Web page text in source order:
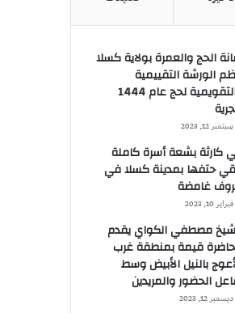
الحج والعمرة بولاية كسلا
الورشة التقييمية
والتقويمية لحج عام 1444
سبتمبر 12, 2023
كارثة بشعة أسرة كاملة
حتفها بمدينة كسلا في
غامضة
فبراير 10, 2023
مصطفي الكواي يقدم
قيمة بمنطقة غرب
بالنيل الأبيض وسط
الحضور والمريدين
ديسمبر 12, 2023